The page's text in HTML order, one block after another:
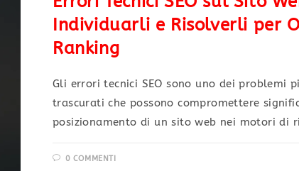
Individuarli e Risolverli per
Ranking
Gli errori tecnici SEO sono uno dei problemi
trascurati che possono compromettere
posizionamento di un sito web nei motori di
0 COMMENTI